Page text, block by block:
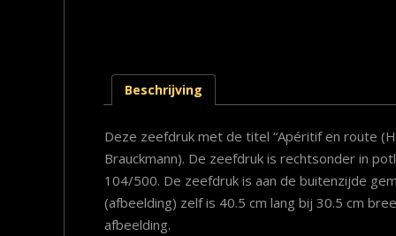
Beschrijving
Deze zeefdruk met de titel “Apéritif en route
Brauckmann). De zeefdruk is rechtsonder in
104/500. De zeefdruk is aan de buitenzijde
(afbeelding) zelf is 40.5 cm lang bij 30.5 cm
afbeelding.